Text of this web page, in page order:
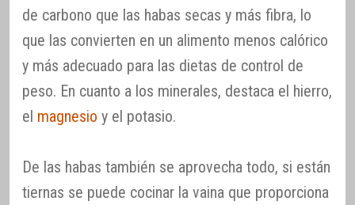
de carbono que las habas secas y más fibra, lo
que las convierten en un alimento menos calórico
y más adecuado para las dietas de control de
peso. En cuanto a los minerales, destaca el hierro,
el magnesio y el potasio.
De las habas también se aprovecha todo, si están
tiernas se puede cocinar la vaina que proporciona